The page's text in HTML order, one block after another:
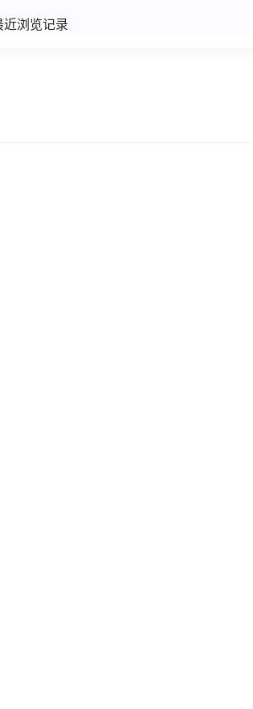
近浏览记录